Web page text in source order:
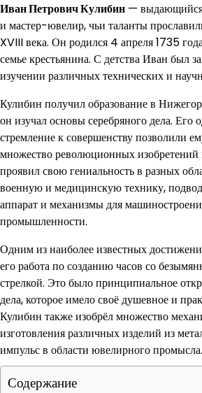
Иван Петрович Кулибин — выдающийся
и мастер-ювелир, чьи таланты
XVIII века. Он родился 4 апреля 1735
семье крестьянина. С детства Иван был
изучении различных технических и
Кулибин получил образование в
он изучал основы серебряного дела. Его
стремление к совершенству позволили
множество революционных
проявил свою гениальность в разных
военную и медицинскую технику,
аппарат и механизмы для
промышленности.
Одним из наиболее известных
его работа по созданию часов со
стрелкой. Это было принципиальное
дела, которое имело своё душевное и
Кулибин также изобрёл множество
изготовления различных изделий из
импульс в области ювелирного промысла.
Содержание